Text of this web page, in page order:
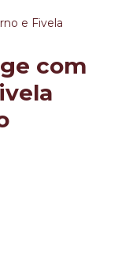
e Fivela
com